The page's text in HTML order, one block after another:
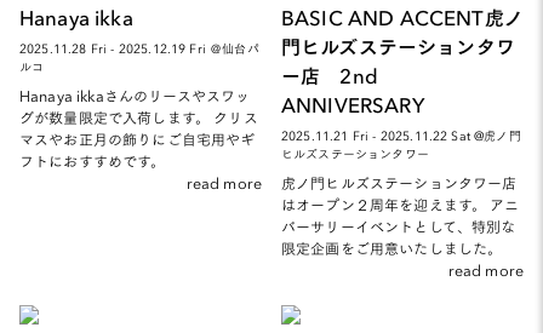
Hanaya ikka
2025.11.28 Fri - 2025.12.19 Fri ＠仙台パ
ルコ
Hanaya ikkaさんのリースやスワッ
グが数量限定で入荷します。 クリス
マスやお正月の飾りにご自宅用やギ
フトにおすすめです。
read more
BASIC AND ACCENT虎ノ
門ヒルズステーションタワ
ー店 2nd
ANNIVERSARY
2025.11.21 Fri - 2025.11.22 Sat @虎ノ門
ヒルズステーションタワー
虎ノ門ヒルズステーションタワー店
はオープン２周年を迎えます。 アニ
バーサリーイベントとして、特別な
限定企画をご用意いたしました。
read more